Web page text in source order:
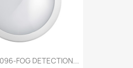
FOG DETECTION...